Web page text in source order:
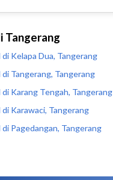
Tangerang
Kelapa Dua, Tangerang
Tangerang, Tangerang
Karang Tengah, Tangerang
Karawaci, Tangerang
Pagedangan, Tangerang